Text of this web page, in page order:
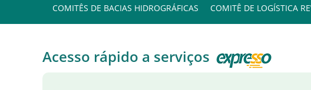
COMITÊS DE BACIAS HIDROGRÁFICAS COMITÊ DE LOGÍSTICA
Acesso rápido a serviços